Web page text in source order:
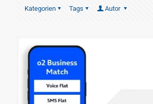
Kategorien Tags Autor